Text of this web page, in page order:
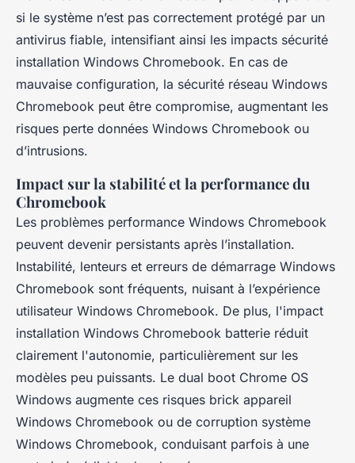
si le système n’est pas correctement protégé par un
antivirus fiable, intensifiant ainsi les impacts sécurité
installation Windows Chromebook. En cas de
mauvaise configuration, la sécurité réseau Windows
Chromebook peut être compromise, augmentant les
risques perte données Windows Chromebook ou
d’intrusions.
Impact sur la stabilité et la performance du
Chromebook
Les problèmes performance Windows Chromebook
peuvent devenir persistants après l’installation.
Instabilité, lenteurs et erreurs de démarrage Windows
Chromebook sont fréquents, nuisant à l’expérience
utilisateur Windows Chromebook. De plus, l'impact
installation Windows Chromebook batterie réduit
clairement l'autonomie, particulièrement sur les
modèles peu puissants. Le dual boot Chrome OS
Windows augmente ces risques brick appareil
Windows Chromebook ou de corruption système
Windows Chromebook, conduisant parfois à une